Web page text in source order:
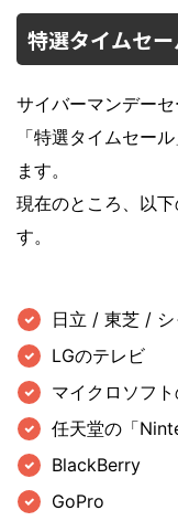
特選タイムセ
サイバーマンデー
「特選タイムセー
ます。
現在のところ、以
す。
日立 / 東芝 /
LGのテレビ
マイクロソフ
任天堂の「
BlackBerry
GoPro